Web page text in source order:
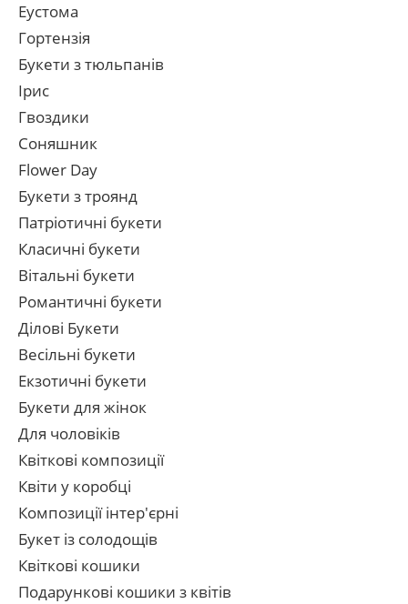
Еустома
Гортензія
Букети з тюльпанів
Ірис
Гвоздики
Соняшник
Flower Day
Букети з троянд
Патріотичні букети
Класичні букети
Вітальні букети
Романтичні букети
Ділові Букети
Весільні букети
Екзотичні букети
Букети для жінок
Для чоловіків
Квіткові композиції
Квіти у коробці
Композиції інтер'єрні
Букет із солодощів
Квіткові кошики
Подарункові кошики з квітів